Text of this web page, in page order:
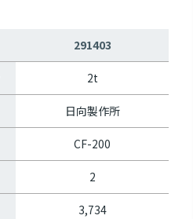
291403
2t
日向製作所
CF-200
2
3,734